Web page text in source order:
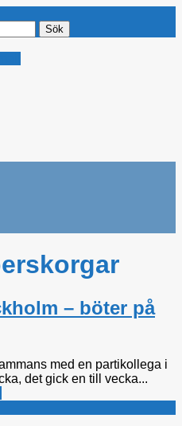
– böter på
med en partikollega i
det gick en till vecka...